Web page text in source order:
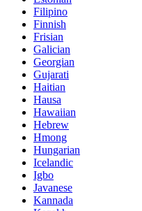
Filipino
Finnish
Frisian
Galician
Georgian
Gujarati
Haitian
Hausa
Hawaiian
Hebrew
Hmong
Hungarian
Icelandic
Igbo
Javanese
Kannada